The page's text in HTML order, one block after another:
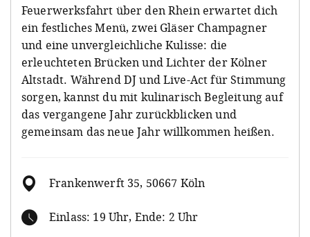
Feuerwerksfahrt über den Rhein erwartet dich
ein festliches Menü, zwei Gläser Champagner
und eine unvergleichliche Kulisse: die
erleuchteten Brücken und Lichter der Kölner
Altstadt. Während DJ und Live-Act für Stimmung
sorgen, kannst du mit kulinarisch Begleitung auf
das vergangene Jahr zurückblicken und
gemeinsam das neue Jahr willkommen heißen.
Frankenwerft 35, 50667 Köln
Einlass: 19 Uhr, Ende: 2 Uhr